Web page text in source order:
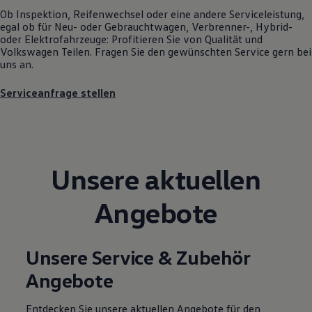
Magazin
Lifestyle
Transport
Familie
Elektromobilität
Pannen- und Unfallhilfe
Volkswagen Kundenbetreuung
Ob Inspektion, Reifenwechsel oder eine andere Serviceleistung,
egal ob für Neu- oder Gebrauchtwagen , Verbrenner-, Hybrid-
oder Elektrofahrzeuge: Profitieren Sie von Qualität und
Volkswagen Teilen. Fragen Sie den gewünschten Service gern bei
uns an.
Serviceanfrage stellen
Unsere aktuellen
Angebote
Unsere Service & Zubehör
Angebote
Entdecken Sie unsere aktuellen Angebote für den